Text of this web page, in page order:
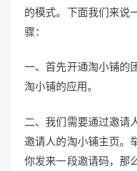
的模式。下面我们来说
骤：
一、首先开通淘小铺的
淘小铺的应用。
二、我们需要通过邀请
邀请人的淘小铺主页。
你发来一段邀请码，那